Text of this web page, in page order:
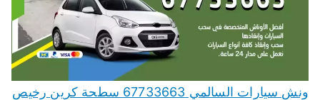
ونش سيارات السالمي 67733663 سطحة كرين رخيص